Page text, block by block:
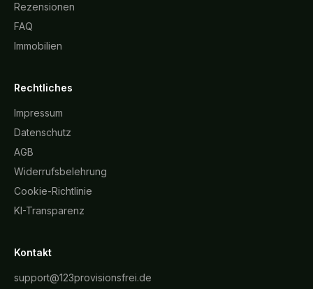
Rezensionen
FAQ
Immobilien
Rechtliches
Impressum
Datenschutz
AGB
Widerrufsbelehrung
Cookie-Richtlinie
KI-Transparenz
Kontakt
support@123provisionsfrei.de